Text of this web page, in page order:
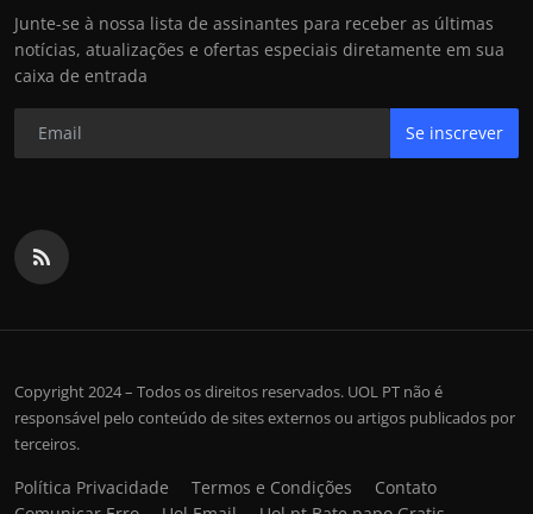
Junte-se à nossa lista de assinantes para receber as últimas
notícias, atualizações e ofertas especiais diretamente em sua
caixa de entrada
Se inscrever
Copyright 2024 – Todos os direitos reservados. UOL PT não é
responsável pelo conteúdo de sites externos ou artigos publicados por
terceiros.
Política Privacidade Termos e Condições
Contato